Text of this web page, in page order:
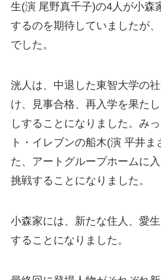
生(演 尾野真千子)の4人が小森
するのを期待していましたが
でした。
洸人は、中退した東智大学の
け、見事合格、再入学を果た
しすることになりました。み
ト・イレブンの船木(演 平井
た、アートグループホームに
挑戦することになりました。
小森家には、新たな住人、愛
することになりました。